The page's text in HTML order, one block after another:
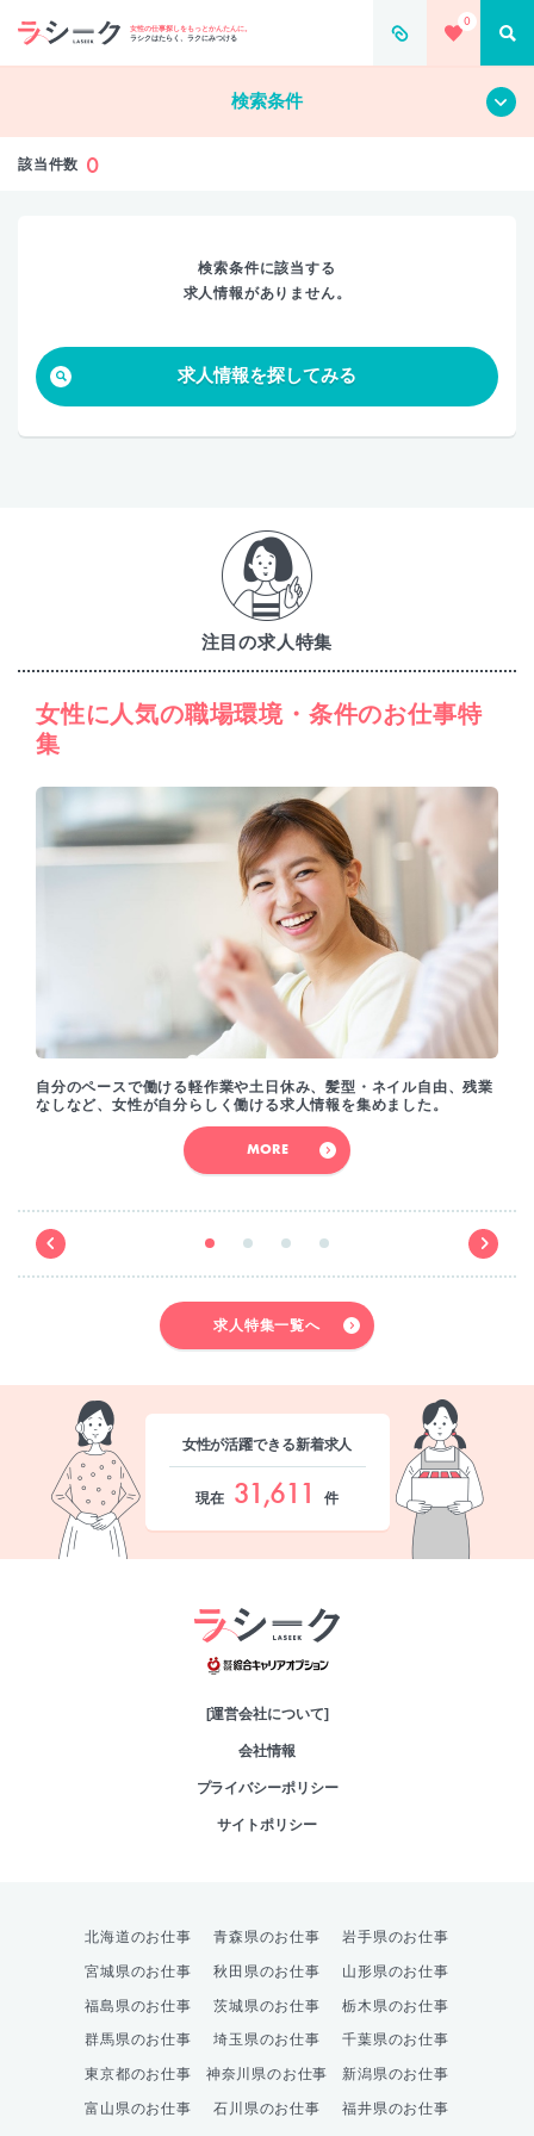
女性の仕事探しをもっとかんたんに。
ラシクはたらく、ラクにみつける
0
すべて
検索条件
該当件数 0
検索条件に該当する
求人情報がありません。
求人情報を探してみる
注目の求人特集
女性に人気の職場環境・条件のお仕事特
集
自分のペースで働ける軽作業や土日休み、髪型・ネイル自由、残業
なしなど、女性が自分らしく働ける求人情報を集めました。
MORE
求人特集一覧へ
女性が活躍できる新着求人
現在 31,611 件
[運営会社について]
会社情報
プライバシーポリシー
サイトポリシー
北海道のお仕事 青森県のお仕事 岩手県のお仕事
宮城県のお仕事 秋田県のお仕事 山形県のお仕事
福島県のお仕事 茨城県のお仕事 栃木県のお仕事
群馬県のお仕事 埼玉県のお仕事 千葉県のお仕事
東京都のお仕事 神奈川県のお仕事 新潟県のお仕事
富山県のお仕事 石川県のお仕事 福井県のお仕事